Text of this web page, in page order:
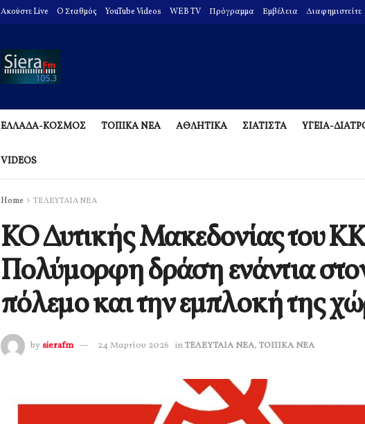
Ακούστε Live O Σταθμός YouTube Videos WEB TV Πρόγραμμα Εμβέλεια Διαφημιστείτε
ΕΛΛΑΔΑ-ΚΟΣΜΟΣ ΤΟΠΙΚΑ ΝΕΑ ΑΘΛΗΤΙΚΑ ΣΙΑΤΙΣΤΑ ΥΓΕΙΑ-
VIDEOS
Home ΤΕΛΕΥΤΑΙΑ ΝΕΑ
ΚΟ Δυτικής Μακεδονίας του
Πολύμορφη δράση ενάντια
πόλεμο και την εμπλοκή της
by sierafm 24 Μαρτίου 2026 inΤΕΛΕΥΤΑΙΑ ΝΕΑ, ΤΟΠΙΚΑ ΝΕΑ